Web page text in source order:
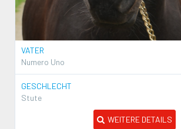
VATER
Numero Uno
GESCHLECHT
Stute
WEITERE DETAILS